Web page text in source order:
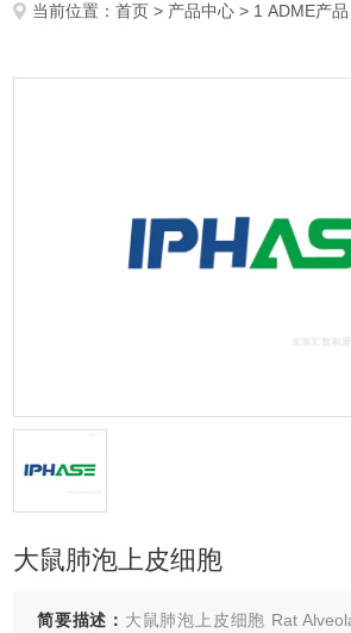
当前位置：首页 > 产品中心 > 1 ADME产品
大鼠肺泡上皮细胞
简要描述： 大鼠肺泡上皮细胞 Rat